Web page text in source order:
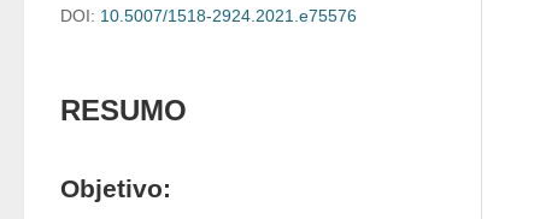
DOI: 10.5007/1518-2924.2021.e75576
RESUMO
Objetivo: